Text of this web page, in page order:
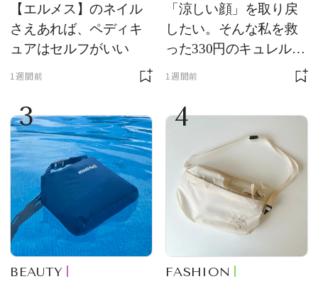
【エルメス】のネイル
さえあれば、ペディキ
ュアはセルフがいい
1週間前
「涼しい顔」を取り戻
したい。そんな私を救
った330円のキュレル名
1週間前
3
BEAUTY
4
FASHION